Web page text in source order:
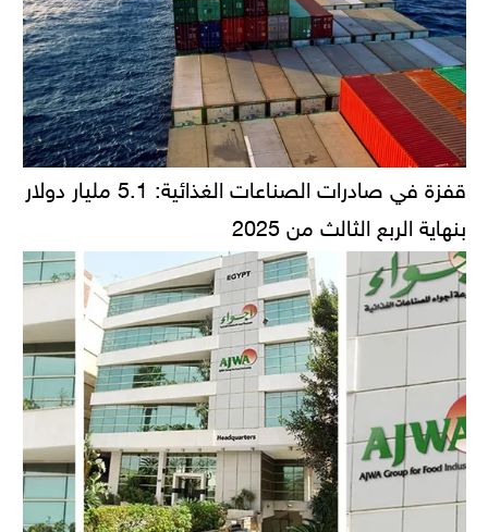
قفزة في صادرات الصناعات الغذائية: 5.1 مليار دولار
بنهاية الربع الثالث من 2025